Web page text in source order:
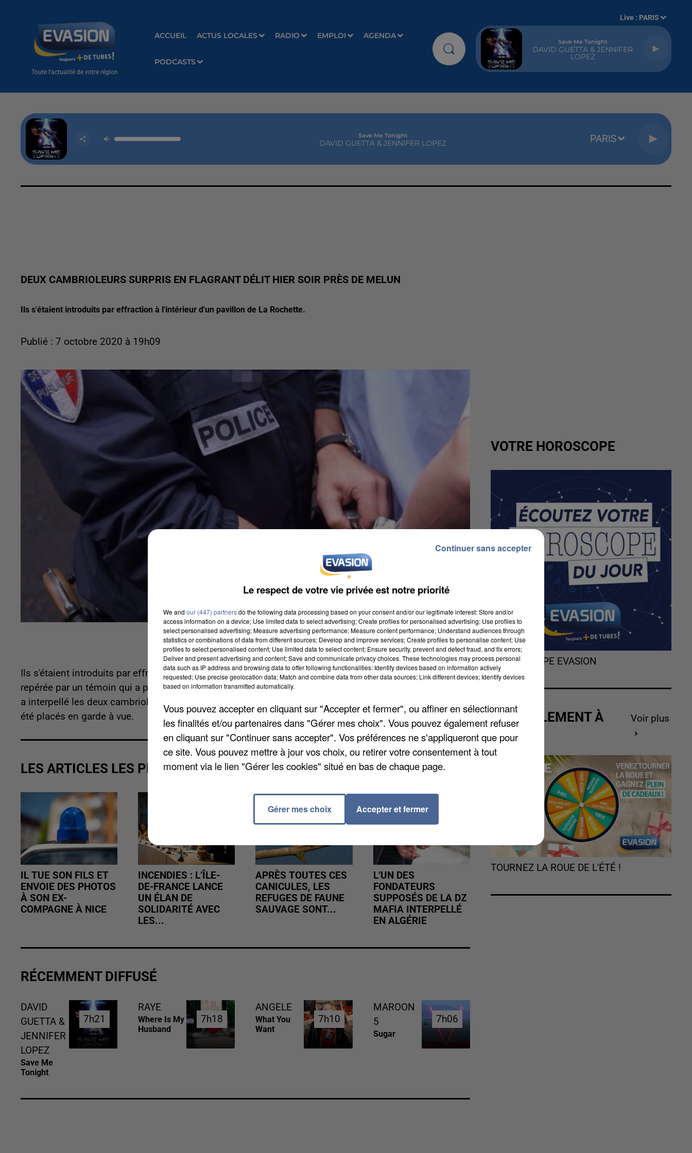
Toute l'actualité de votre région
ACCUEIL ACTUS LOCALES RADIO EMPLOI AGENDA
PODCASTS
Live : PARIS
Save Me Tonight
DAVID GUETTA & JENNIFER
LOPEZ
Save Me Tonight
DAVID GUETTA & JENNIFER LOPEZ PARIS
DEUX CAMBRIOLEURS SURPRIS EN FLAGRANT DÉLIT HIER SOIR PRÈS DE MELUN
Ils s'étaient introduits par effraction à l'intérieur d'un pavillon de La Rochette.
Publié : 7 octobre 2020 à 19h09
Ils s'étaient introduits par effraction à l'intérieur d'un pavillon de La Rochette. Mais leur intrusion a été
repérée par un témoin qui a prévenu la police. Une patrouille est rapidement arrivée sur les lieux et elle
a interpellé les deux cambrioleurs qui n'ont pas eu le temps de prendre la fuite. Les deux suspects ont
été placés en garde à vue.
LES ARTICLES LES PLUS VUS
IL TUE SON FILS ET
ENVOIE DES PHOTOS
À SON EX-
COMPAGNE À NICE
INCENDIES : L’ÎLE-
DE-FRANCE LANCE
UN ÉLAN DE
SOLIDARITÉ AVEC
LES...
APRÈS TOUTES CES
CANICULES, LES
REFUGES DE FAUNE
SAUVAGE SONT...
L’UN DES
FONDATEURS
SUPPOSÉS DE LA DZ
MAFIA INTERPELLÉ
EN ALGÉRIE
RÉCEMMENT DIFFUSÉ
DAVID
GUETTA &
JENNIFER
LOPEZ
Save Me
Tonight
7h21
7h21
RAYE
Where Is My
Husband
7h18
7h18
ANGELE
What You
Want
7h10
7h10
MAROON
5
Sugar
7h06
7h06
VOTRE HOROSCOPE
L'HOROSCOPE EVASION
ACTUELLEMENT À
GAGNER
Voir plus
TOURNEZ LA ROUE DE L'ÉTÉ !
Le respect de votre vie privée est notre priorité
We and our (447) partnersdo the following data processing based on your consent and/or our legitimate interest: Store and/or
access information on a device; Use limited data to select advertising; Create profiles for personalised advertising; Use profiles to
select personalised advertising; Measure advertising performance; Measure content performance; Understand audiences through
statistics or combinations of data from different sources; Develop and improve services; Create profiles to personalise content; Use
profiles to select personalised content; Use limited data to select content; Ensure security, prevent and detect fraud, and fix errors;
Deliver and present advertising and content; Save and communicate privacy choices. These technologies may process personal
data such as IP address and browsing data to offer following functionalities: Identify devices based on information actively
requested; Use precise geolocation data; Match and combine data from other data sources; Link different devices; Identify devices
based on information transmitted automatically.
Vous pouvez accepter en cliquant sur "Accepter et fermer", ou affiner en sélectionnant
les finalités et/ou partenaires dans "Gérer mes choix". Vous pouvez également refuser
en cliquant sur "Continuer sans accepter". Vos préférences ne s'appliqueront que pour
ce site. Vous pouvez mettre à jour vos choix, ou retirer votre consentement à tout
moment via le lien "Gérer les cookies" situé en bas de chaque page.
Gérer mes choix Accepter et fermer
Continuer sans accepter